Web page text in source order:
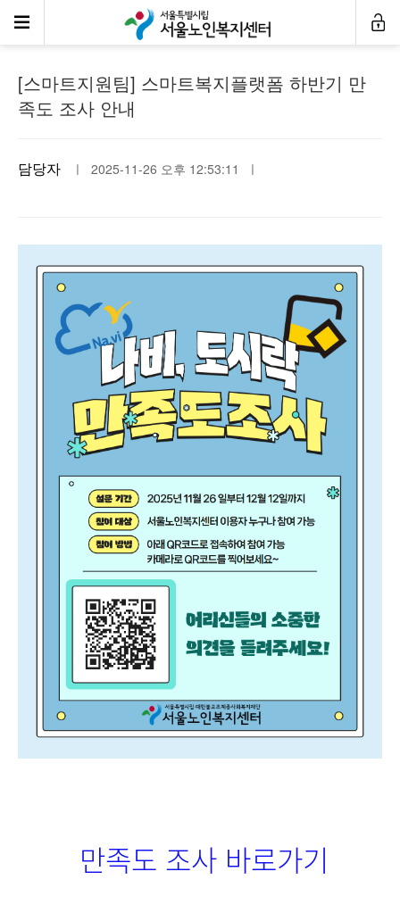
공지사항
[스마트지원팀] 스마트복지플랫폼 하반기 만
족도 조사 안내
담당자 ㅣ 2025-11-26 오후 12:53:11 ㅣ
만족도 조사 바로가기